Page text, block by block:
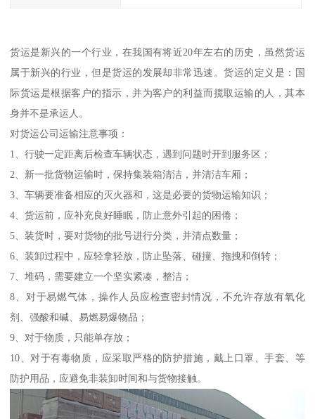
货运是新兴的一个行业，在我国有将近20年左右的历史，虽然货运
属于新兴的行业，但是货运的发展却非常迅速。货运的定义是：国
际货运是根据客户的指示，并为客户的利益而揽取运输的人，其本
身并不是承运人。
对货运公司运输注意事项：
1、行驶一定距离后检查车辆状态，遇到问题时开到服务区；
2、新一批货物运输时，保持集装箱清洁，并清洁车厢；
3、车辆要准备相应的灭火器和，这是必要的货物运输知识；
4、货运前，应补充良好睡眠，防止意外引起的困倦；
5、装货时，要对货物的批号进行分类，并清点数量；
6、装卸过程中，应轻拿轻放，防止坠落、碰撞、拖拽和倒转；
7、堆码，需要建立一个坚实紧凑，整洁；
8、对于易燃气体，操作人员应检查密封情况，不允许存放有氧化
剂、强酸和碱、易燃易爆物品；
9、对于物质，只能单存放；
10、对于有毒物质，应采取严格的防护措施，戴上口罩、手套、等
防护用品，应避免非装卸时间和与货物接触。